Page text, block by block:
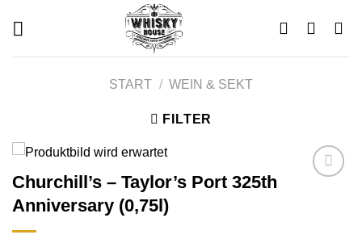
START / WEIN & SEKT
FILTER
Churchill’s – Taylor’s Port 325th
Anniversary (0,75l)